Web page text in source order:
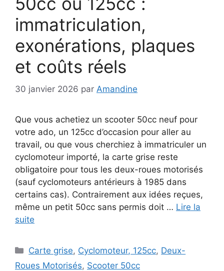
immatriculation,
exonérations, plaques
et coûts réels
30 janvier 2026 par Amandine
Que vous achetiez un scooter 50cc neuf pour
votre ado, un 125cc d’occasion pour aller au
travail, ou que vous cherchiez à immatriculer un
cyclomoteur importé, la carte grise reste
obligatoire pour tous les deux-roues motorisés
(sauf cyclomoteurs antérieurs à 1985 dans
certains cas). Contrairement aux idées reçues,
même un petit 50cc sans permis doit … Lire la
suite
Catégories
Carte grise, Cyclomoteur, 125cc, Deux-
Roues Motorisés, Scooter 50cc